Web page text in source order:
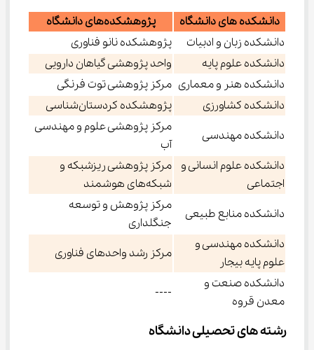
دانشکده های دانشگاه
پژوهشکده‌های دانشگاه
دانشکده زبان و ادبیات
پژوهشکده نانو فناوری
دانشکده علوم پایه
واحد پژوهشی گیاهان دارویی
دانشکده هنر و معماری مرکز پژوهشی توت فرنگی
دانشکده کشاورزی
پژوهشکده کردستان‌شناسی
دانشکده مهندسی
مرکز پژوهشی علوم و مهندسی
آب
دانشکده علوم انسانی و
اجتماعی
مرکز پژوهشی ریزشبکه و
شبکه‌های هوشمند
دانشکده منابع طبیعی
مرکز پژوهش و توسعه
جنگلداری
دانشکده مهندسی و
علوم پایه بیجار
مرکز رشد واحدهای فناوری
دانشکده صنعت و
معدن قروه
----
رشته های تحصیلی دانشگاه